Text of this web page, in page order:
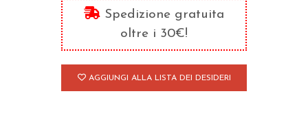
Vangelo
secondo
Luca/2
quantità
Spedizione gratuita
oltre i 30€!
AGGIUNGI ALLA LISTA DEI DESIDERI